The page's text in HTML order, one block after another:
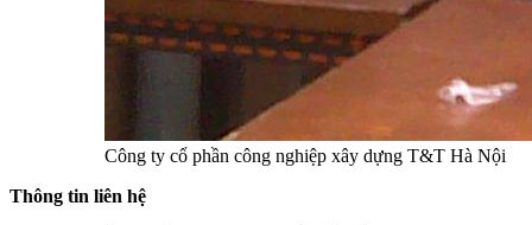
Công ty cổ phần công nghiệp xây dựng T&T Hà Nội
Thông tin liên hệ